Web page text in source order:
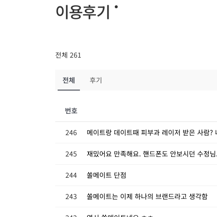
이용후기
전체 261
전체 후기
번호
246 메이트랑 데이트때 피부과 레이저 받은 사람?
245 재밌어요 만족해요. 핸드폰도 안보시던 수정님.
244 쏠메이트 단점
243 쏠메이트는 이제 하나의 브랜드라고 생각함